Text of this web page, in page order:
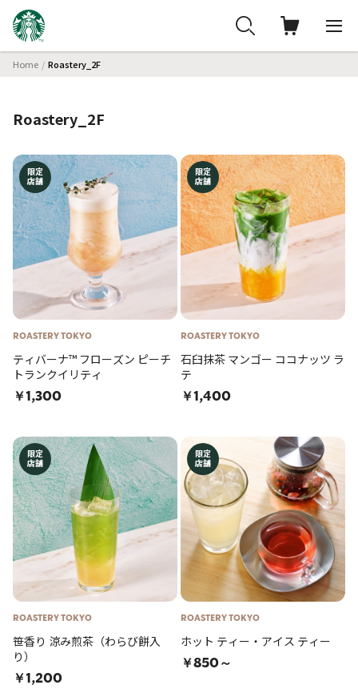
Home Roastery_2F
Roastery_2F
限定
店舗
ROASTERY TOKYO
ティバーナ™ フローズン ピーチ
トランクイリティ
￥1,300
限定
店舗
ROASTERY TOKYO
石臼抹茶 マンゴー ココナッツ ラ
テ
￥1,400
限定
店舗
ROASTERY TOKYO
笹香り 涼み煎茶（わらび餅入
り）
￥1,200
限定
店舗
ROASTERY TOKYO
ホット ティー・アイス ティー
￥850～